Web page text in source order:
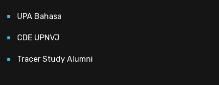
UPA Bahasa
CDE UPNVJ
Tracer Study Alumni